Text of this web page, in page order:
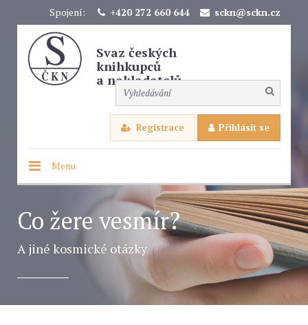
Spojení: +420 272 660 644 sckn@sckn.cz
Svaz českých
knihkupců
a nakladatelů
Registrace Přihlásit se
Menu
Co žere vesmír?
A jiné kosmické otázky